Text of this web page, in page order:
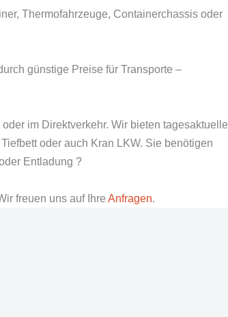
Thermofahrzeuge, Containerchassis oder
günstige Preise für Transporte –
im Direktverkehr. Wir bieten tagesaktuelle
oder auch Kran LKW. Sie benötigen
Entladung ?
freuen uns auf Ihre Anfragen.